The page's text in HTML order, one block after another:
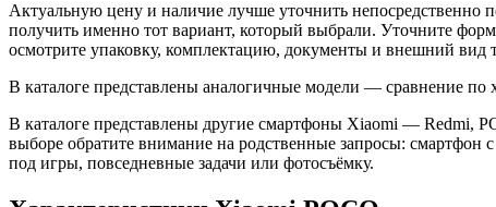
Актуальную цену и наличие лучше уточнить непосредственно
получить именно тот вариант, который выбрали. Уточните
осмотрите упаковку, комплектацию, документы и внешний вид
В каталоге представлены аналогичные модели — сравнение
В каталоге представлены другие смартфоны Xiaomi — Redmi,
выборе обратите внимание на родственные запросы:
под игры, повседневные задачи или фотосъёмку.